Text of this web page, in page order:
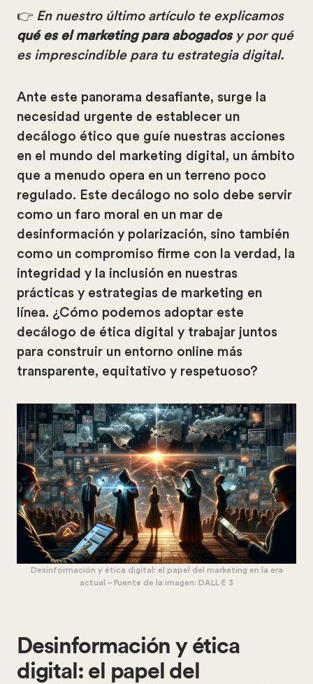
👉 En nuestro último artículo te explicamos
qué es el marketing para abogadosy por qué
es imprescindible para tu estrategia digital.
Ante este panorama desafiante, surge la
necesidad urgente de establecer un
decálogo ético que guíe nuestras acciones
en el mundo del marketing digital, un ámbito
que a menudo opera en un terreno poco
regulado. Este decálogo no solo debe servir
como un faro moral en un mar de
desinformación y polarización, sino también
como un compromiso firme con la verdad, la
integridad y la inclusión en nuestras
prácticas y estrategias de marketing en
línea. ¿Cómo podemos adoptar este
decálogo de ética digital y trabajar juntos
para construir un entorno online más
transparente, equitativo y respetuoso?
Desinformación y ética digital: el papel del marketing en la era
actual – Fuente de la imagen: DALL·E 3
Desinformación y ética
digital: el papel del